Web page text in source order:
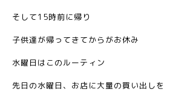
そして15時前に帰り
子供達が帰ってきてからがお休み
水曜日はこのルーティン
先日の水曜日、お店に大量の買い出しを